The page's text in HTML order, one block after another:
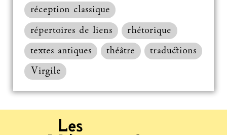
réception classique
répertoires de liens
rhétorique
textes antiques
théâtre
traductions
Virgile